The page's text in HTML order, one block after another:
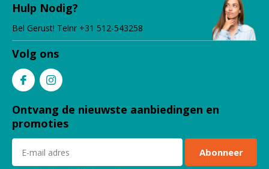
Hulp Nodig?
Bel Gerust! Telnr +31 512-543258
Volg ons
Ontvang de nieuwste aanbiedingen en
promoties
Abonneer